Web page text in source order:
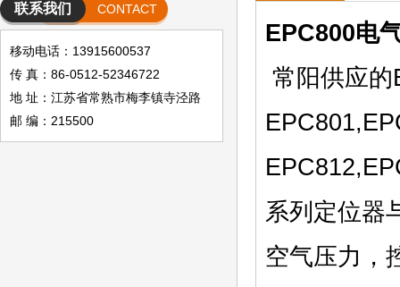
联系我们 CONTACT
移动电话：13915600537
传 真：86-0512-52346722
地 址：江苏省常熟市梅李镇寺泾路
邮 编：215500
EPC800电
常阳供应
系列定位器
空气压力，